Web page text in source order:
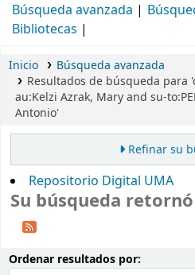
Búsqueda avanzada
Bibliotecas
Inicio
Búsqueda avanzada
Resultados de búsqueda para
au:Kelzi Azrak, Mary and su-
Antonio'
Refinar su
Repositorio Digital UMA
Su búsqueda
Ordenar resultados por: